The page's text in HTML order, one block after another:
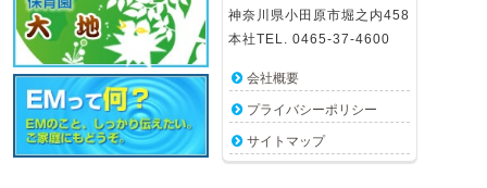
神奈川県小田原市堀之内458
本社TEL. 0465-37-4600
会社概要
プライバシーポリシー
サイトマップ